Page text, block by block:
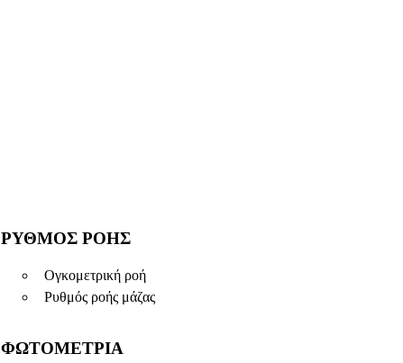
ΡΥΘΜΌΣ ΡΟΉΣ
Ογκομετρική ροή
Ρυθμός ροής μάζας
ΦΩΤΟΜΕΤΡΊΑ